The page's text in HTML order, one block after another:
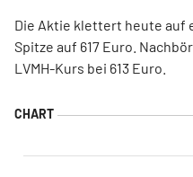
Die Aktie klettert heute auf
Spitze auf 617 Euro.
LVMH-Kurs bei 613 Euro.